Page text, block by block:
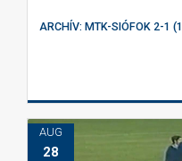
ARCHÍV: MTK-SIÓFOK 2-1
AUG
28